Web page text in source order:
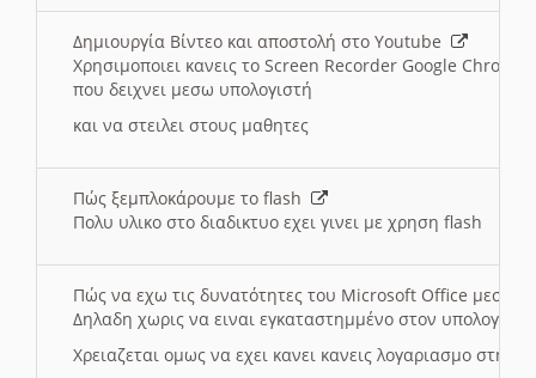
Δημιουργία Βίντεο και αποστολή στο Youtube
Χρησιμοποιει κανεις το Screen Recorder Google Chrome
που δειχνει μεσω υπολογιστή
και να στειλει στους μαθητες
Πώς ξεμπλοκάρουμε το flash
Πολυ υλικο στο διαδικτυο εχει γινει με χρηση flash
Πώς να εχω τις δυνατότητες του Microsoft Office μεσω
Δηλαδη χωρις να ειναι εγκαταστημμένο στον
Χρειαζεται ομως να εχει κανει κανεις λογαριασμο στη